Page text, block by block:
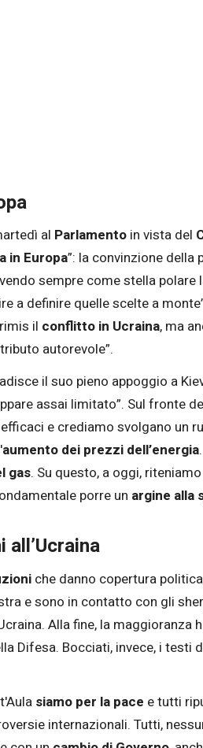
al Parlamento in vista del
in Europa”: la convinzione
sempre come stella
a definire quelle scelte a
il conflitto in Ucraina, ma
autorevole”.
il suo pieno appoggio a
assai limitato”. Sul fronte
e crediamo svolgano un
aumento dei prezzi dell’energia
gas. Su questo, a oggi,
porre un argine alla
che danno copertura
e sono in contatto con gli
Alla fine, la maggioranza
Difesa. Bocciati, invece, i testi
siamo per la pace e tutti
internazionali. Tutti,